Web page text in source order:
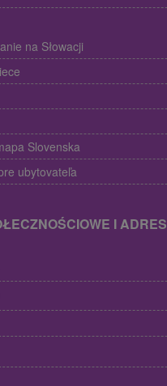
na Słowacji
Slovenska
ubytovateľa
I ADRES